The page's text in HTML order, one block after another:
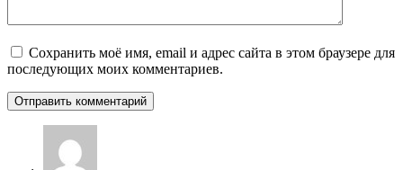
Сохранить моё имя, email и адрес сайта в этом браузере для
последующих моих комментариев.